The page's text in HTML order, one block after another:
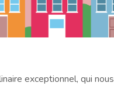
exceptionnel, qui nous